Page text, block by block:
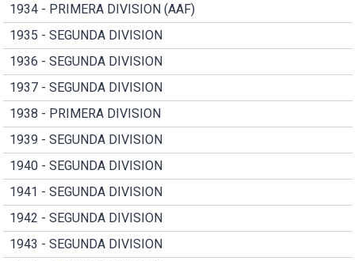
1934 - PRIMERA DIVISION (AAF)
1935 - SEGUNDA DIVISION
1936 - SEGUNDA DIVISION
1937 - SEGUNDA DIVISION
1938 - PRIMERA DIVISION
1939 - SEGUNDA DIVISION
1940 - SEGUNDA DIVISION
1941 - SEGUNDA DIVISION
1942 - SEGUNDA DIVISION
1943 - SEGUNDA DIVISION